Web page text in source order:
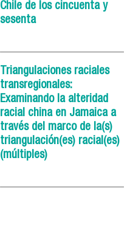
Chile de los cincuenta y
sesenta
Triangulaciones raciales
transregionales:
Examinando la alteridad
racial china en Jamaica a
través del marco de la(s)
triangulación(es) racial(es)
(múltiples)